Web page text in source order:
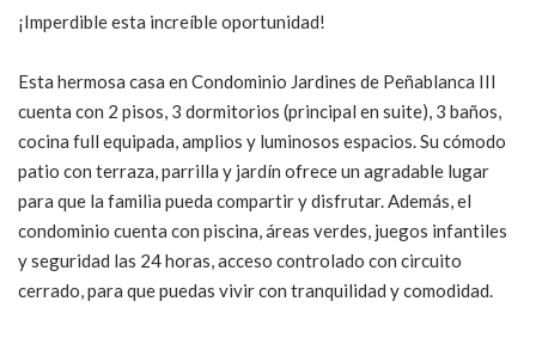
¡Imperdible esta increíble oportunidad!
Esta hermosa casa en Condominio Jardines de Peñablanca III
cuenta con 2 pisos, 3 dormitorios (principal en suite), 3 baños,
cocina full equipada, amplios y luminosos espacios. Su cómodo
patio con terraza, parrilla y jardín ofrece un agradable lugar
para que la familia pueda compartir y disfrutar. Además, el
condominio cuenta con piscina, áreas verdes, juegos infantiles
y seguridad las 24 horas, acceso controlado con circuito
cerrado, para que puedas vivir con tranquilidad y comodidad.